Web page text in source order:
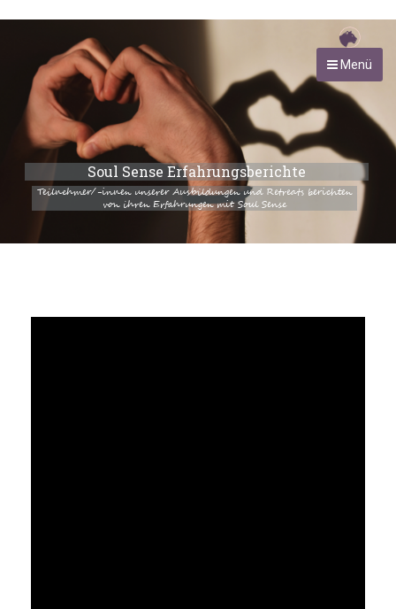
Menü
Teilnehmer/-innen unserer Ausbildungen und Retreats berichten
von ihren Erfahrungen mit Soul Sense
Soul Sense Erfahrungsberichte